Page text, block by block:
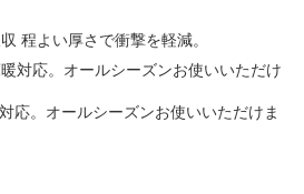
程よい厚さで衝撃を軽減。
応。オールシーズンお使いいただけま